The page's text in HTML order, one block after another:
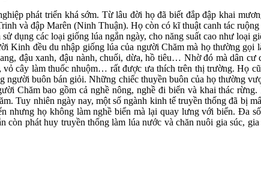
phát triển khá sớm. Từ lâu đời họ đã biết đắp đập khai
và đập Marên (Ninh Thuận). Họ còn có kĩ thuật canh tác
dụng các loại giống lúa ngắn ngày, cho năng suất cao như loại
đều du nhập giống lúa của người Chăm mà họ thường gọi
đậu xanh, đậu nành, chuối, dừa, hồ tiêu… Nhờ đó mà dân cư
cây làm thuốc nhuộm… rất được ưa thích trên thị trường. Họ
buôn bán giỏi. Những chiếc thuyền buôn của họ thường
Chăm bao gồm cả nghề nông, nghề đi biển và khai thác
Tuy nhiên ngày nay, một số ngành kinh tế truyền thống đã bị
nhưng họ không làm nghề biển mà lại quay lưng với biển. Đa
phát huy truyền thống làm lúa nước và chăn nuôi gia súc,